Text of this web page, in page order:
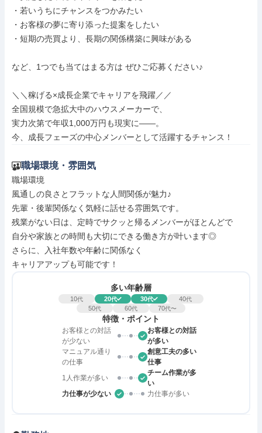
・若いうちにチャンスをつかみたい
・お客様の夢に寄り添った提案をしたい
・短期の売買より、長期の関係構築に興味がある
など、1つでも当てはまる方は ぜひご応募ください♪
＼＼稼げる×成長企業でキャリアを飛躍／／
全国規模で急拡大中のハウスメーカーで、
実力次第で年収1,000万円も現実に――。
今、成長フェーズの中心メンバーとして活躍するチャンス！
職場環境・雰囲気
職場環境
風通しの良さとフラットな人間関係が魅力♪
先輩・後輩関係なく気軽に話せる雰囲気です。
残業がない日は、定時でサクッと帰るメンバーがほとんどで
自分や家族との時間も大切にできる働き方が叶います◎
さらに、入社年数や年齢に関係なく
キャリアアップも可能です！
多い年齢層
10代 20代 30代 40代
50代 60代 70代〜
特徴・ポイント
お客様との対話
が少ない
お客様との対話
が多い
マニュアル通り
の仕事
創意工夫の多い
仕事
1人作業が多い
チーム作業が多
い
力仕事が少ない
力仕事が多い